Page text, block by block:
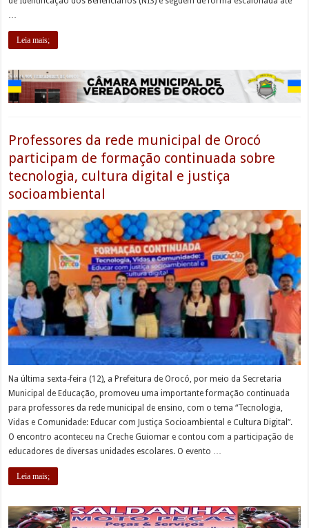
…
Leia mais;
Professores da rede municipal de Orocó
participam de formação continuada sobre
tecnologia, cultura digital e justiça
socioambiental
Na última sexta-feira (12), a Prefeitura de Orocó, por meio da Secretaria
Municipal de Educação, promoveu uma importante formação continuada
para professores da rede municipal de ensino, com o tema “Tecnologia,
Vidas e Comunidade: Educar com Justiça Socioambiental e Cultura Digital”.
O encontro aconteceu na Creche Guiomar e contou com a participação de
educadores de diversas unidades escolares. O evento …
Leia mais;